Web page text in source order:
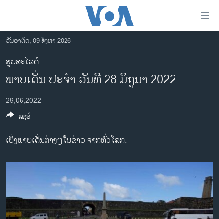
ເຂົ້າ
ຫາ
ຂ້າມ
ຂ້າມ
ໄປ
ຫາ
ຄົ້ນ
ລາວ
ອາເມຣິກາ
ການເລືອກຕັ້ງ ປະທານາທີບໍດີ ສະຫະລັດ 2024
ຂ່າວ​ຈີນ
ໂລກ
ອິດສະຫຼະພາບດ້ານການຂ່າວ
ຊີວິດຊາວລາວ
ຊຸມຊົນຊາວລາວ
ວັນອາທິດ, 09 ສິງຫາ 2026
ຮູບສະໄລດ໌
ພາບເດັ່ນ ປະຈຳ ວັນທີ 28 ມິຖູນາ 2022
29,06,2022
ເບິ່ງພາບເດັ່ນຕ່າງໆໃນຂ່າວ ຈາກທົ່ວໂລກ.
ແຊຣ໌